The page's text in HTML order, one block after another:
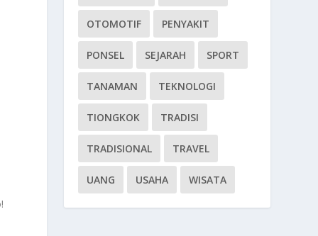
OTOMOTIF PENYAKIT
PONSEL SEJARAH SPORT
TANAMAN TEKNOLOGI
TIONGKOK TRADISI
TRADISIONAL TRAVEL
UANG USAHA WISATA